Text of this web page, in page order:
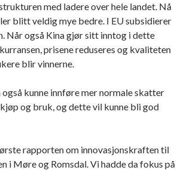
med ladere over hele landet. Nå
blitt veldig mye bedre. I EU subsidierer
Når også Kina gjør sitt inntog i dette
prisene reduseres og kvaliteten
blir vinnerne.
kunne innføre mer normale skatter
og bruk, og dette vil kunne bli god
rapporten om innovasjonskraften til
i Møre og Romsdal. Vi hadde da fokus på